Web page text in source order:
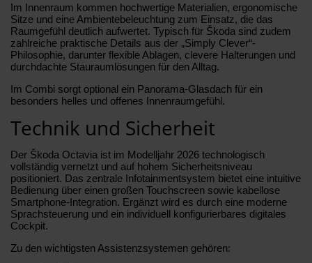
Im Innenraum kommen hochwertige Materialien, ergonomische
Sitze und eine Ambientebeleuchtung zum Einsatz, die das
Raumgefühl deutlich aufwertet. Typisch für Škoda sind zudem
zahlreiche praktische Details aus der „Simply Clever“-
Philosophie, darunter flexible Ablagen, clevere Halterungen und
durchdachte Stauraumlösungen für den Alltag.
Im Combi sorgt optional ein Panorama-Glasdach für ein
besonders helles und offenes Innenraumgefühl.
Technik und Sicherheit
Der Škoda Octavia ist im Modelljahr 2026 technologisch
vollständig vernetzt und auf hohem Sicherheitsniveau
positioniert. Das zentrale Infotainmentsystem bietet eine intuitive
Bedienung über einen großen Touchscreen sowie kabellose
Smartphone-Integration. Ergänzt wird es durch eine moderne
Sprachsteuerung und ein individuell konfigurierbares digitales
Cockpit.
Zu den wichtigsten Assistenzsystemen gehören: